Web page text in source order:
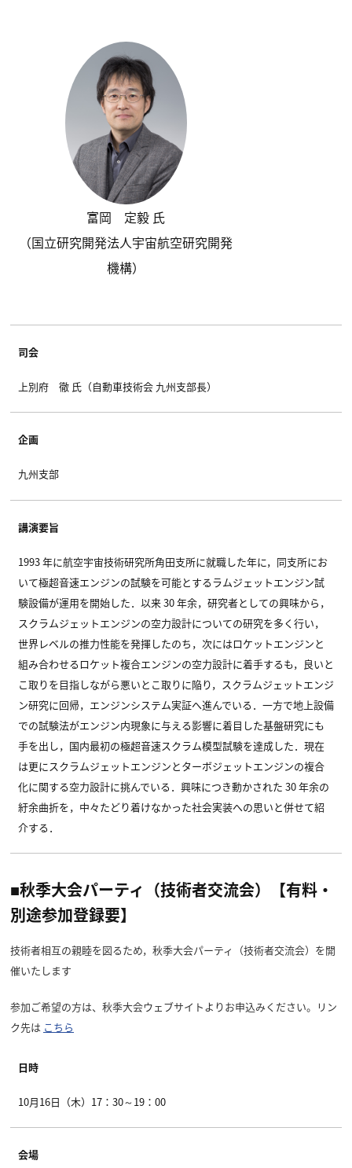
富岡 定毅 氏
（国立研究開発法人宇宙航空研究開発
機構）
司会
上別府 徹 氏（自動車技術会 九州支部長）
企画
九州支部
講演要旨
1993 年に航空宇宙技術研究所角田支所に就職した年に，同支所にお
いて極超音速エンジンの試験を可能とするラムジェットエンジン試
験設備が運用を開始した．以来 30 年余，研究者としての興味から，
スクラムジェットエンジンの空力設計についての研究を多く行い，
世界レベルの推力性能を発揮したのち，次にはロケットエンジンと
組み合わせるロケット複合エンジンの空力設計に着手するも，良いと
こ取りを目指しながら悪いとこ取りに陥り，スクラムジェットエンジ
ン研究に回帰，エンジンシステム実証へ進んでいる．一方で地上設備
での試験法がエンジン内現象に与える影響に着目した基盤研究にも
手を出し，国内最初の極超音速スクラム模型試験を達成した．現在
は更にスクラムジェットエンジンとターボジェットエンジンの複合
化に関する空力設計に挑んでいる．興味につき動かされた 30 年余の
紆余曲折を，中々たどり着けなかった社会実装への思いと併せて紹
介する．
■秋季大会パーティ（技術者交流会）【有料・
別途参加登録要】
技術者相互の親睦を図るため，秋季大会パーティ（技術者交流会）を開
催いたします
参加ご希望の方は、秋季大会ウェブサイトよりお申込みください。リン
ク先は こちら
日時
10月16日（木）17：30～19：00
会場